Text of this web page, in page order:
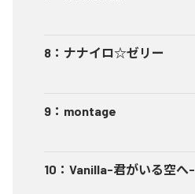
8 ： ナナイロ☆ゼリー
9 ： montage
10 ： Vanilla-君がいる空へ-